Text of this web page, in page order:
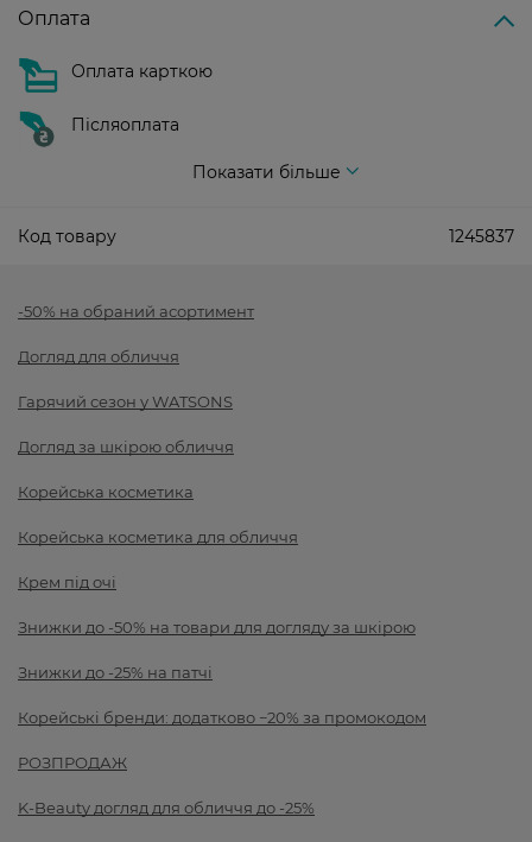
Оплата
Оплата карткою
Післяоплата
Показати більше
Код товару 1245837
-50% на обраний асортимент
Догляд для обличчя
Гарячий сезон у WATSONS
Догляд за шкірою обличчя
Корейська косметика
Корейська косметика для обличчя
Крем під очі
Знижки до -50% на товари для догляду за шкірою
Знижки до -25% на патчі
Корейські бренди: додатково −20% за промокодом
РОЗПРОДАЖ
K-Beauty догляд для обличчя до -25%